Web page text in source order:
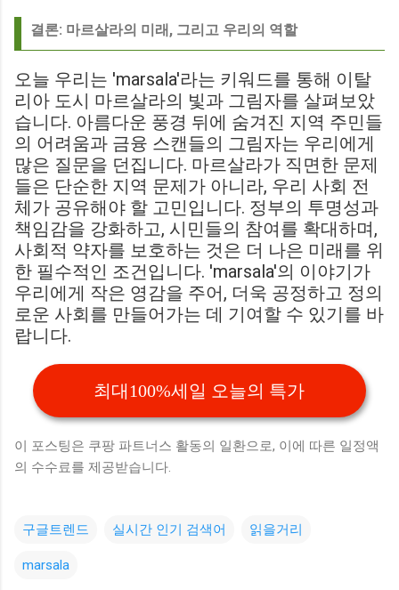
결론: 마르살라의 미래, 그리고 우리의 역할
오늘 우리는 'marsala'라는 키워드를 통해 이탈
리아 도시 마르살라의 빛과 그림자를 살펴보았
습니다. 아름다운 풍경 뒤에 숨겨진 지역 주민들
의 어려움과 금융 스캔들의 그림자는 우리에게
많은 질문을 던집니다. 마르살라가 직면한 문제
들은 단순한 지역 문제가 아니라, 우리 사회 전
체가 공유해야 할 고민입니다. 정부의 투명성과
책임감을 강화하고, 시민들의 참여를 확대하며,
사회적 약자를 보호하는 것은 더 나은 미래를 위
한 필수적인 조건입니다. 'marsala'의 이야기가
우리에게 작은 영감을 주어, 더욱 공정하고 정의
로운 사회를 만들어가는 데 기여할 수 있기를 바
랍니다.
최대100%세일 오늘의 특가
이 포스팅은 쿠팡 파트너스 활동의 일환으로, 이에 따른 일정액
의 수수료를 제공받습니다.
구글트렌드 실시간 인기 검색어 읽을거리
marsala